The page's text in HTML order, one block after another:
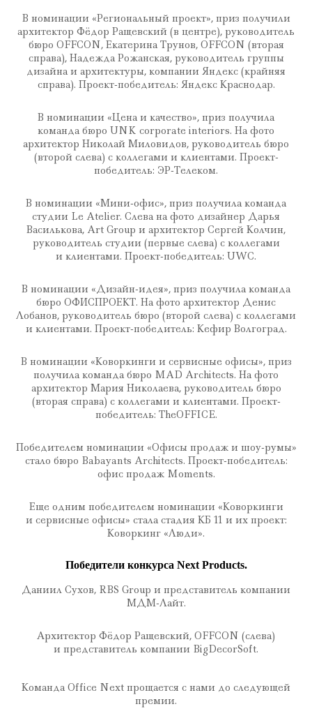
В номинации «Региональный проект», приз получили
архитектор Фёдор Ращевский (в центре), руководитель
бюро OFFCON, Екатерина Трунов, OFFCON (вторая
справа), Надежда Рожанская, руководитель группы
дизайна и архитектуры, компании Яндекс (крайняя
справа). Проект-победитель: Яндекс Краснодар.
В номинации «Цена и качество», приз получила
команда бюро UNK corporate interiors. На фото
архитектор Николай Миловидов, руководитель бюро
(второй слева) с коллегами и клиентами. Проект-
победитель: ЭР-Телеком.
В номинации «Мини-офис», приз получила команда
студии Le Atelier. Слева на фото дизайнер Дарья
Василькова, Art Group и архитектор Сергей Колчин,
руководитель студии (первые слева) с коллегами
и клиентами. Проект-победитель: UWC.
В номинации «Дизайн-идея», приз получила команда
бюро ОФИСПРОЕКТ. На фото архитектор Денис
Лобанов, руководитель бюро (второй слева) с коллегами
и клиентами. Проект-победитель: Кефир Волгоград.
В номинации «Коворкинги и сервисные офисы», приз
получила команда бюро MAD Architects. На фото
архитектор Мария Николаева, руководитель бюро
(вторая справа) с коллегами и клиентами. Проект-
победитель: TheOFFICE.
Победителем номинации «Офисы продаж и шоу-румы»
стало бюро Babayants Architects. Проект-победитель:
офис продаж Moments.
Еще одним победителем номинации «Коворкинги
и сервисные офисы» стала стадия КБ 11 и их проект:
Коворкинг «Люди».
Победители конкурса Next Products.
Даниил Сухов, RBS Group и представитель компании
МДМ-Лайт.
Архитектор Фёдор Ращевский, OFFCON (слева)
и представитель компании BigDecorSoft.
Команда Office Next прощается с нами до следующей
премии.